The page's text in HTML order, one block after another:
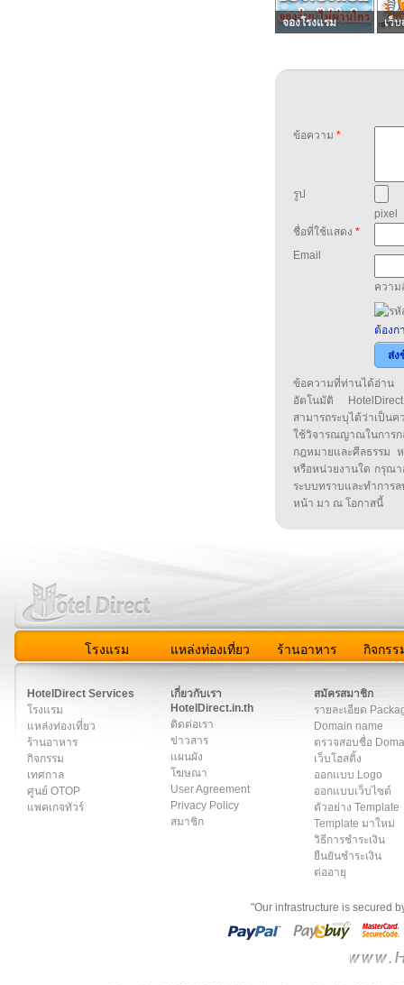
จองโรงแรม เว็บ
ข้อความ *
รูป
pixel
ชื่อที่ใช้แสดง *
Email
ความ
ต้องก
ส่ง
ข้อความที่ท่านได้อ่าน
อัตโนมัติ
สามารถระบุได้ว่าเป็น
ใช้วิจารณญาณในกา
กฎหมายและศีลธรรม
หรือหน่วยงานใด กรุณา
ระบบทราบและทำกา
หน้า มา ณ โอกาสนี้
โรงแรม แหล่งท่องเที่ยว ร้านอาหาร กิจกรร
HotelDirect Services
โรงแรม
แหล่งท่องเที่ยว
ร้านอาหาร
กิจกรรม
เทศกาล
ศูนย์ OTOP
แพคเกจทัวร์
เกี่ยวกับเรา
HotelDirect.in.th
ติดต่อเรา
ข่าวสาร
แผนผัง
โฆษณา
User Agreement
Privacy Policy
สมาชิก
สมัครสมาชิก
รายละเอียด
Domain name
ตรวจสอบชื่อ
เว็บโฮสติ้ง
ออกแบบ Logo
ออกแบบเว็บไซต์
ตัวอย่าง Template
Template มาใหม่
วิธีการชำระเงิน
ยืนยันชำระเงิน
ต่ออายุ
"Our infrastructure is secured